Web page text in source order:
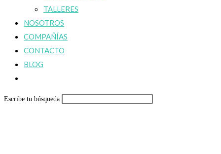
TALLERES
NOSOTROS
COMPAÑÍAS
CONTACTO
BLOG
de
Escribe tu búsqueda